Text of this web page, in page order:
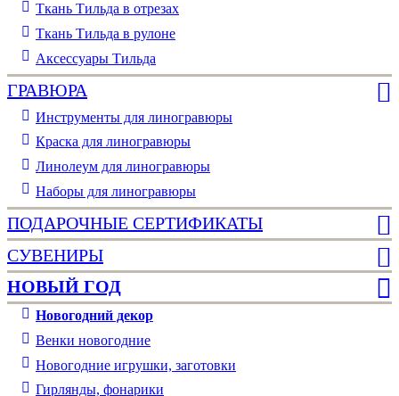
Ткань Тильда в отрезах
Ткань Тильда в рулоне
Аксессуары Тильда
ГРАВЮРА
Инструменты для линогравюры
Краска для линогравюры
Линолеум для линогравюры
Наборы для линогравюры
ПОДАРОЧНЫЕ СЕРТИФИКАТЫ
СУВЕНИРЫ
НОВЫЙ ГОД
Новогодний декор
Венки новогодние
Новогодние игрушки, заготовки
Гирлянды, фонарики